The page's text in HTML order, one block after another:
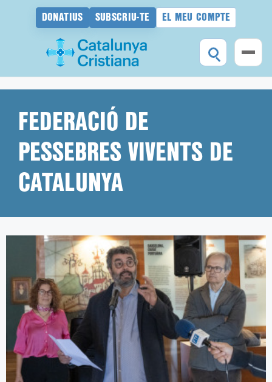
DONATIUS SUBSCRIU-TE EL MEU COMPTE
contingutFEDERACIÓ DE
PESSEBRES VIVENTS DE
CATALUNYA